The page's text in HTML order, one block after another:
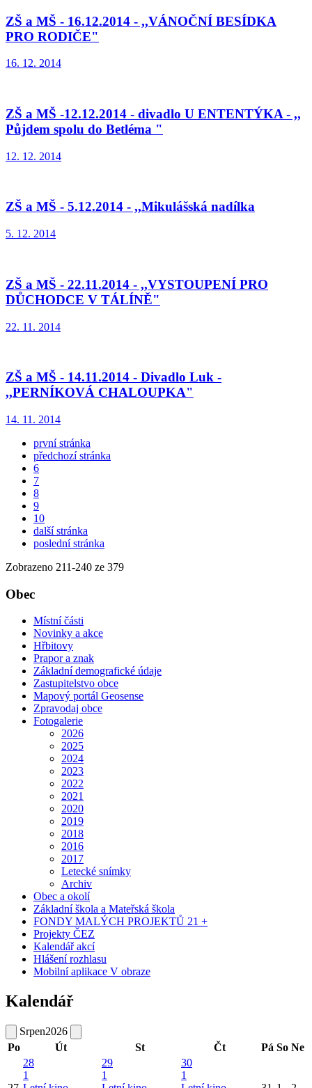
ZŠ a MŠ - 16.12.2014 - ,,VÁNOČNÍ BESÍDKA
PRO RODIČE"
16. 12. 2014
ZŠ a MŠ -12.12.2014 - divadlo U ENTENTÝKA - ,,
Půjdem spolu do Betléma "
12. 12. 2014
ZŠ a MŠ - 5.12.2014 - ,,Mikulášská nadílka
5. 12. 2014
ZŠ a MŠ - 22.11.2014 - ,,VYSTOUPENÍ PRO
DŮCHODCE V TÁLÍNĚ"
22. 11. 2014
ZŠ a MŠ - 14.11.2014 - Divadlo Luk -
,,PERNÍKOVÁ CHALOUPKA"
14. 11. 2014
první stránka
předchozí stránka
6
7
8
9
10
další stránka
poslední stránka
Zobrazeno 211-240 ze 379
Obec
Místní části
Novinky a akce
Hřbitovy
Prapor a znak
Základní demografické údaje
Zastupitelstvo obce
Mapový portál Geosense
Zpravodaj obce
Fotogalerie
2026
2025
2024
2023
2022
2021
2020
2019
2018
2016
2017
Letecké snímky
Archiv
Obec a okolí
Základní škola a Mateřská škola
FONDY MALÝCH PROJEKTŮ 21 +
Projekty ČEZ
Kalendář akcí
Hlášení rozhlasu
Mobilní aplikace V obraze
Kalendář
Srpen2026
Po
Út St Čt Pá So Ne
28
1
29
1
30
1